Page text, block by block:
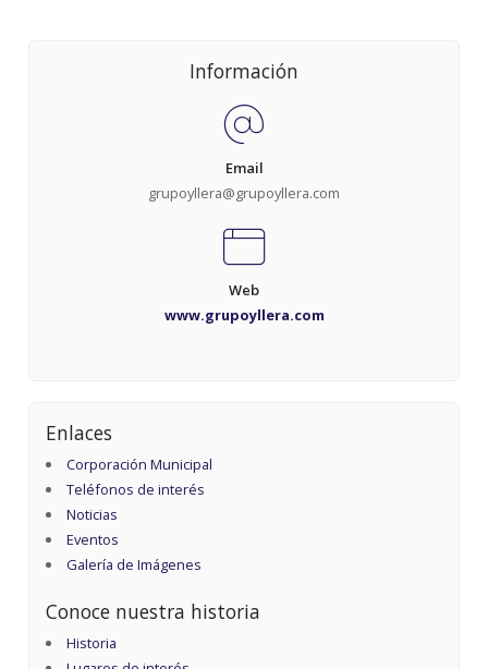
Información
Email
grupoyllera@grupoyllera.com
Web
www.grupoyllera.com
Enlaces
Corporación Municipal
Teléfonos de interés
Noticias
Eventos
Galería de Imágenes
Conoce nuestra historia
Historia